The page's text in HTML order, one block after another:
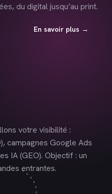
du digital jusqu’au print.
En savoir plus →
votre visibilité :
campagnes Google Ads
IA (GEO). Objectif : un
entrantes.